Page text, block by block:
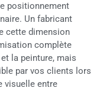
positionnement
Un fabricant
cette dimension
complète
la peinture, mais
par vos clients lors
visuelle entre